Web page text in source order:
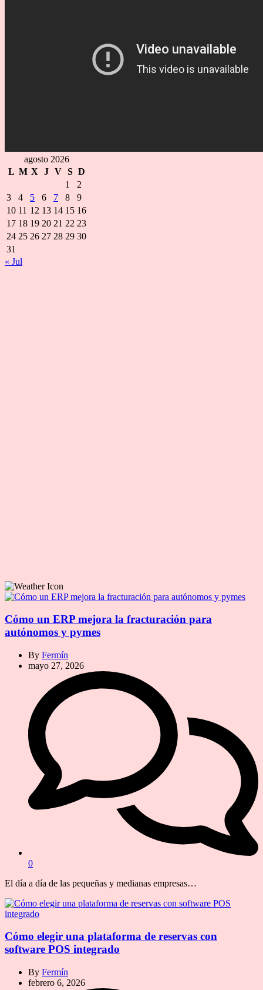
agosto 2026
L M X J V S D
1
2
3
4 5 6 7 8
9
10 11 12 13 14 15 16
17 18 19 20 21 22 23
24 25 26 27 28 29 30
31
« Jul
Cómo un ERP mejora la fracturación para
autónomos y pymes
By Fermín
mayo 27, 2026
0
El día a día de las pequeñas y medianas empresas…
Cómo elegir una plataforma de reservas con
software POS integrado
By Fermín
febrero 6, 2026